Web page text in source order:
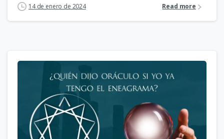
14 de enero de 2024 Read more